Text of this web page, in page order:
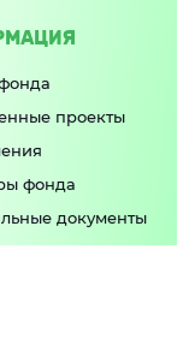
проекты
фонда
документы
совет